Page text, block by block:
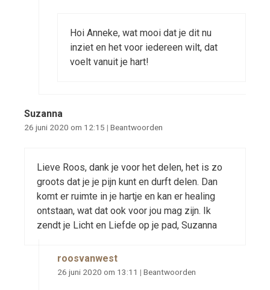
Hoi Anneke, wat mooi dat je dit nu
inziet en het voor iedereen wilt, dat
voelt vanuit je hart!
Suzanna
26 juni 2020 om 12:15 | Beantwoorden
Lieve Roos, dank je voor het delen, het is zo
groots dat je je pijn kunt en durft delen. Dan
komt er ruimte in je hartje en kan er healing
ontstaan, wat dat ook voor jou mag zijn. Ik
zendt je Licht en Liefde op je pad, Suzanna
roosvanwest
26 juni 2020 om 13:11 | Beantwoorden